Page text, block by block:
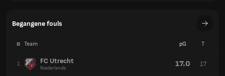
Begangene fouls
# Team pG T
1 FC Utrecht
Niederlande 17.0 17